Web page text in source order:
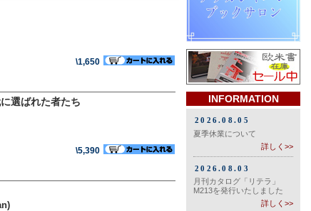
\1,650
選ばれた者たち
\5,390
INFORMATION